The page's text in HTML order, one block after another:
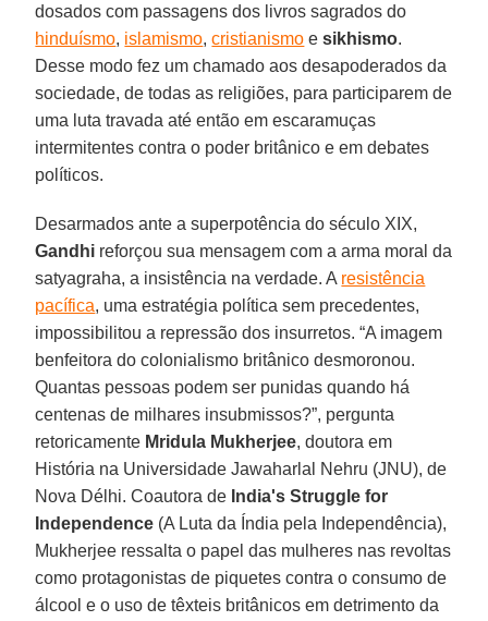
dosados com passagens dos livros sagrados do
hinduísmo, islamismo,cristianismo esikhismo.
Desse modo fez um chamado aos desapoderados da
sociedade, de todas as religiões, para participarem de
uma luta travada até então em escaramuças
intermitentes contra o poder britânico e em debates
políticos.
Desarmados ante a superpotência do século XIX,
Gandhi reforçou sua mensagem com a arma moral da
satyagraha, a insistência na verdade. A resistência
pacífica, uma estratégia política sem precedentes,
impossibilitou a repressão dos insurretos. “A imagem
benfeitora do colonialismo britânico desmoronou.
Quantas pessoas podem ser punidas quando há
centenas de milhares insubmissos?”, pergunta
retoricamente Mridula Mukherjee, doutora em
História na Universidade Jawaharlal Nehru (JNU), de
Nova Délhi. Coautora de India's Struggle for
Independence (A Luta da Índia pela Independência),
Mukherjee ressalta o papel das mulheres nas revoltas
como protagonistas de piquetes contra o consumo de
álcool e o uso de têxteis britânicos em detrimento da